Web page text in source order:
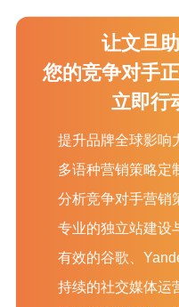
请记住，当涉及到链接时，
到您获得的链接，如果您获
动，那么有一个强有力的论
谷歌什么时候开始关心不相
这对我来说是一个大问题，
让文旦
您的竞争对手
立即行
提升品牌全球影响
多语种营销策略定
分析竞争对手营销
专业的独立站建设
有效的谷歌、
持续的社交媒体运